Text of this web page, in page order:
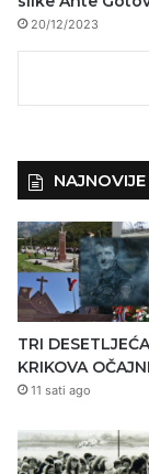
20/12/2023
NAJNOVIJE
TRI
KRIKOVA
11 sati ago